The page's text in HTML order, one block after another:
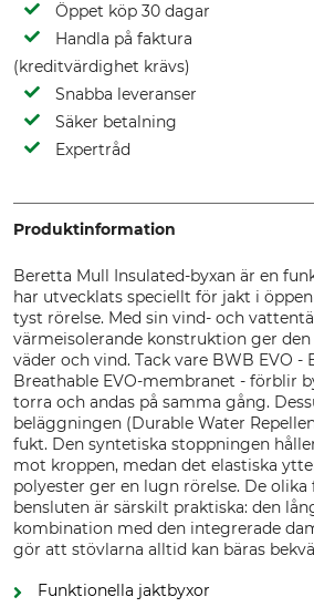
Öppet köp 30 dagar
Handla på faktura
(kreditvärdighet krävs)
Snabba leveranser
Säker betalning
Expertråd
Produktinformation
Beretta Mull Insulated-byxan är en
har utvecklats speciellt för jakt i
tyst rörelse. Med sin vind- och
värmeisolerande konstruktion ger
väder och vind. Tack vare BWB EVO
Breathable EVO-membranet - förblir
torra och andas på samma gång.
beläggningen (Durable Water
fukt. Den syntetiska stoppningen
mot kroppen, medan det elastiska
polyester ger en lugn rörelse. De
bensluten är särskilt praktiska: den
kombination med den integrerade
gör att stövlarna alltid kan bäras
Funktionella jaktbyxor